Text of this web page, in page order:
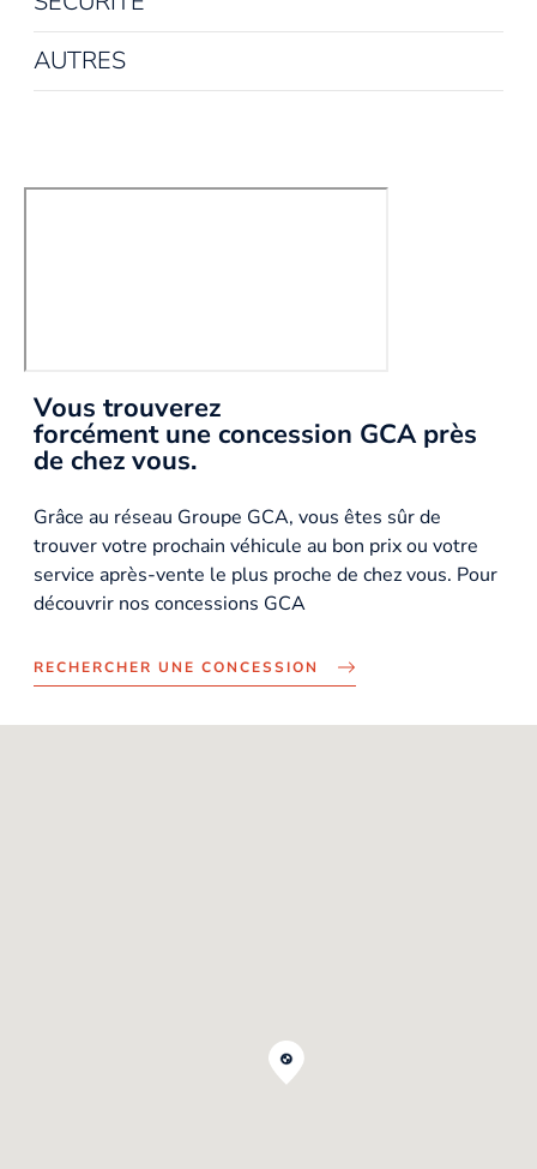
AUTRES
Vous trouverez
forcément une concession GCA près
de chez vous.
Grâce au réseau Groupe GCA, vous êtes sûr de
trouver votre prochain véhicule au bon prix ou votre
service après-vente le plus proche de chez vous. Pour
découvrir nos concessions GCA
RECHERCHER UNE CONCESSION